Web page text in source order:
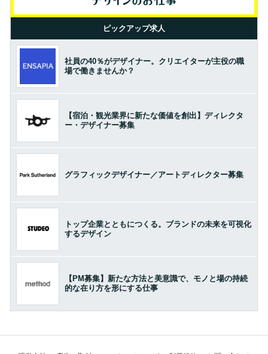
ピックアップ求人
社員の40％がデザイナー。クリエイターが主役の職
場で働きませんか？
【宿泊・観光業界に新たな価値を創出】ディレクタ
ー・デザイナー募集
グラフィックデザイナー／アートディレクター募集
トップ企業とともにつくる。ブランドの未来を可視化
するデザイン
【PM募集】新たな方法と美意識で、モノと場の持続
的な在り方を形にする仕事